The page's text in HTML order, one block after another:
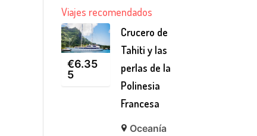
Viajes recomendados
€6.35
5
Crucero de
Tahiti y las
perlas de la
Polinesia
Francesa
Oceanía